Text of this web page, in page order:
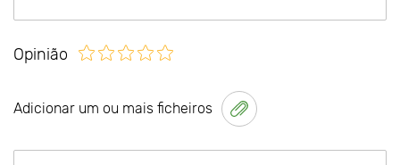
Opinião
Adicionar um ou mais ficheiros